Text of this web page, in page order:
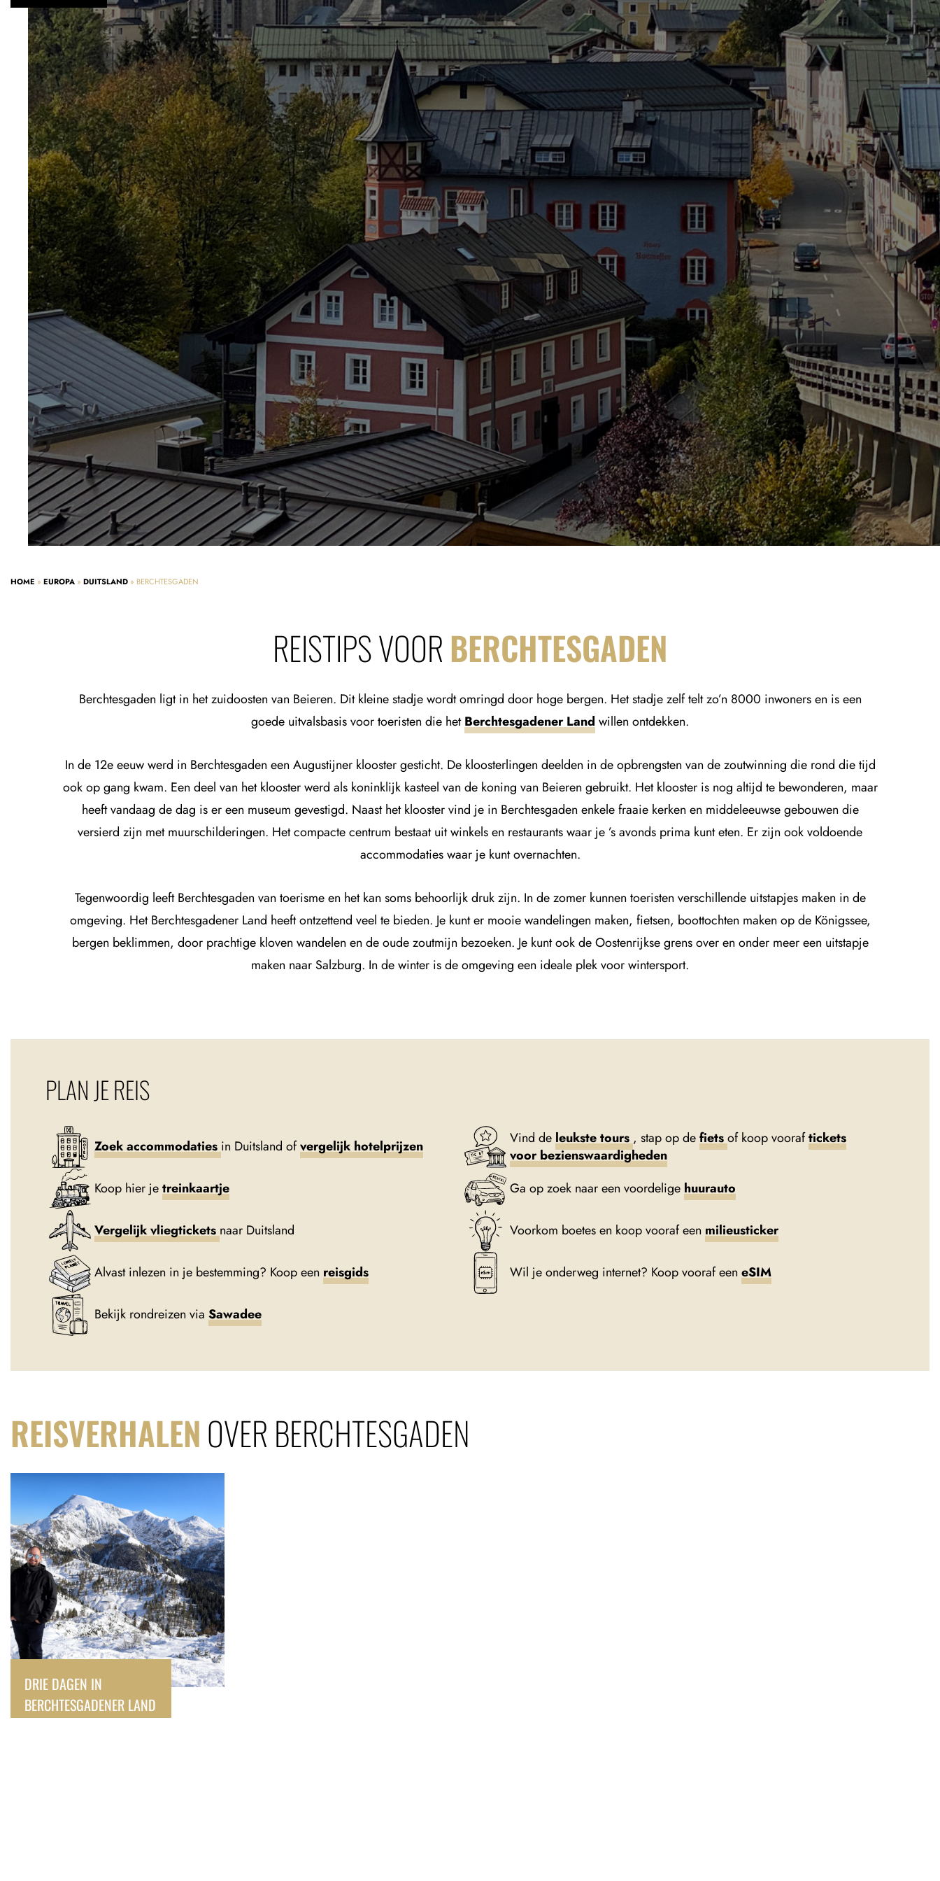
HOME » EUROPA » DUITSLAND » BERCHTESGADEN
REISTIPS VOORBERCHTESGADEN
Berchtesgaden ligt in het zuidoosten van Beieren. Dit kleine stadje wordt omringd door hoge bergen. Het stadje zelf telt zo’n 8000 inwoners en is een
goede uitvalsbasis voor toeristen die hetBerchtesgadener Land willen ontdekken.
In de 12e eeuw werd in Berchtesgaden een Augustijner klooster gesticht. De kloosterlingen deelden in de opbrengsten van de zoutwinning die rond die tijd
ook op gang kwam. Een deel van het klooster werd als koninklijk kasteel van de koning van Beieren gebruikt. Het klooster is nog altijd te bewonderen, maar
heeft vandaag de dag is er een museum gevestigd. Naast het klooster vind je in Berchtesgaden enkele fraaie kerken en middeleeuwse gebouwen die
versierd zijn met muurschilderingen. Het compacte centrum bestaat uit winkels en restaurants waar je ’s avonds prima kunt eten. Er zijn ook voldoende
accommodaties waar je kunt overnachten.
Tegenwoordig leeft Berchtesgaden van toerisme en het kan soms behoorlijk druk zijn. In de zomer kunnen toeristen verschillende uitstapjes maken in de
omgeving. Het Berchtesgadener Land heeft ontzettend veel te bieden. Je kunt er mooie wandelingen maken, fietsen, boottochten maken op de Königssee,
bergen beklimmen, door prachtige kloven wandelen en de oude zoutmijn bezoeken. Je kunt ook de Oostenrijkse grens over en onder meer een uitstapje
maken naar Salzburg. In de winter is de omgeving een ideale plek voor wintersport.
PLAN JE REIS
Zoek accommodaties in Duitsland ofvergelijk hotelprijzen Vind de leukste tours , stap op defietsof koop vooraftickets
voor bezienswaardigheden
Koop hier jetreinkaartje Ga op zoek naar een voordelige huurauto
Vergelijk vliegtickets naar Duitsland Voorkom boetes en koop vooraf een milieusticker
Alvast inlezen in je bestemming? Koop een reisgids Wil je onderweg internet? Koop vooraf een eSIM
Bekijk rondreizen via Sawadee
REISVERHALENOVER BERCHTESGADEN
DRIE DAGEN IN
BERCHTESGADENER LAND